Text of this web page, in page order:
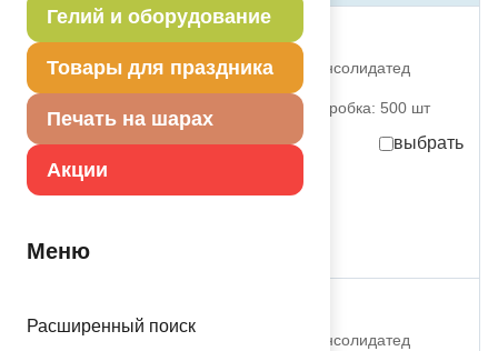
Гелий и оборудование
Товары для праздника
Печать на шарах
Акции
Меню
Расширенный поиск
К ФИГУРА Лисенок
1207-5075 Дженерал Консолидатед
партия поставки: 1 шт коробка: 500 шт
выбрать
1207-5076 Дженерал Консолидатед